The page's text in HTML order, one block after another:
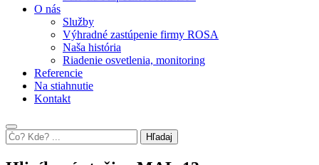
O nás
Služby
Výhradné zastúpenie firmy ROSA
Naša história
Riadenie osvetlenia, monitoring
Referencie
Na stiahnutie
Kontakt
Hľadaj